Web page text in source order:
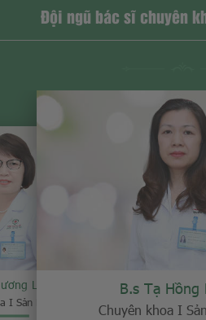
Đội ngũ bác sĩ chuyên
Loan
I Sản Phụ khoa
B.s Tạ Hồng
Chuyên khoa I